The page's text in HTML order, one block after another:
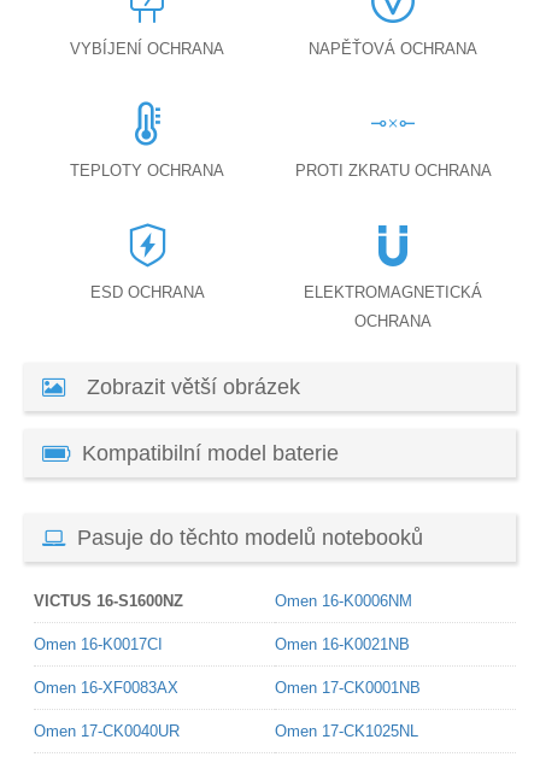
VYBÍJENÍ OCHRANA NAPĚŤOVÁ OCHRANA
TEPLOTY OCHRANA PROTI ZKRATU OCHRANA
ESD OCHRANA
ELEKTROMAGNETICKÁ
OCHRANA
Zobrazit větší obrázek
Kompatibilní model baterie
Pasuje do těchto modelů notebooků
VICTUS 16-S1600NZ Omen 16-K0006NM
Omen 16-K0017CI Omen 16-K0021NB
Omen 16-XF0083AX Omen 17-CK0001NB
Omen 17-CK0040UR Omen 17-CK1025NL